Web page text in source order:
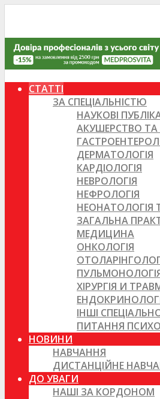
СТАТТІ
ЗА СПЕЦІАЛЬНІСТЮ
НАУКОВІ
АКУШЕРСТВО ТА
ДЕРМАТОЛОГІЯ
КАРДІОЛОГІЯ
НЕВРОЛОГІЯ
НЕФРОЛОГІЯ
НЕОНАТОЛОГІЯ
ЗАГАЛЬНА
МЕДИЦИНА
ОНКОЛОГІЯ
ХІРУРГІЯ И
ІНШІ
ПИТАННЯ
НОВИНИ
НАВЧАННЯ
ДИСТАНЦІЙНЕ
ДО УВАГИ
НАШІ ЗА КОРДОНОМ